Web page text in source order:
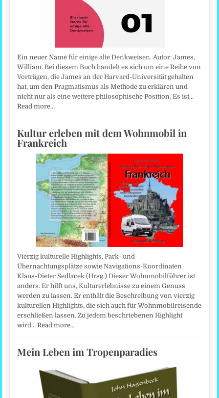
Ein neuer Name für einige alte Denkweisen. Autor: James,
William. Bei diesem Buch handelt es sich um eine Reihe von
Vorträgen, die James an der Harvard-Universität gehalten
hat, um den Pragmatismus als Methode zu erklären und
nicht nur als eine weitere philosophische Position. Es ist…
Read more…
Kultur erleben mit dem Wohnmobil in
Frankreich
Vierzig kulturelle Highlights, Park- und
Übernachtungsplätze sowie Navigations-Koordinaten
Klaus-Dieter Sedlacek (Hrsg.) Dieser Wohnmobilführer ist
anders. Er hilft uns, Kulturerlebnisse zu einem Genuss
werden zu lassen. Er enthält die Beschreibung von vierzig
kulturellen Highlights, die sich auch für Wohnmobilreisende
erschließen lassen. Zu jedem beschriebenen Highlight
wird…Read more…
Mein Leben im Tropenparadies